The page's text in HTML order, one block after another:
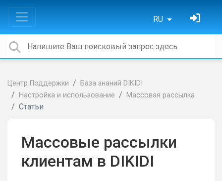
RU
Центр Поддержки
База знаний DIKIDI
Настройка и использование
Массовая рассылка
Статьи
Массовые рассылки
клиентам в DIKIDI